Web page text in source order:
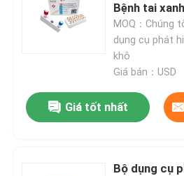
Bệnh tai xanh
MOQ：Chúng
dụng cụ phát
khô
Giá bán：USD
Giá tốt nhất
Bộ dụng cụ